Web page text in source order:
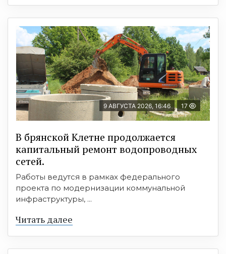
9 АВГУСТА 2026, 16:46 17
В брянской Клетне продолжается
капитальный ремонт водопроводных
сетей.
Работы ведутся в рамках федерального
проекта по модернизации коммунальной
инфраструктуры, ...
Читать далее